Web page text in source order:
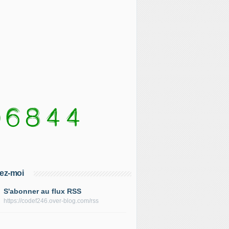
moi
S'abonner au flux RSS
https://codef246.over-blog.com/rss